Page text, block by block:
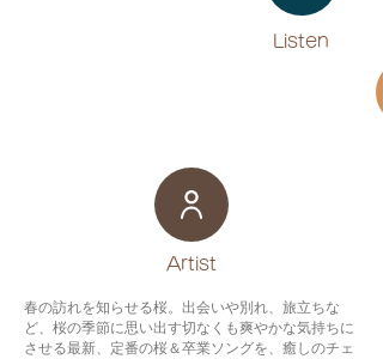
Listen​
​Artist
春の訪れを知らせる桜。出会いや別れ、旅立ちな
ど、桜の季節に思い出す切なくも爽やかな気持ちに
させる最新、定番の桜＆卒業ソングを、癒しのチェ